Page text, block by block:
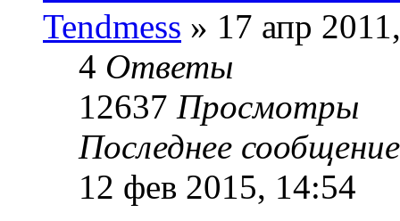
Tendmess » 17 апр
4 Ответы
12637 Просмотры
Последнее
12 фев 2015, 14:54